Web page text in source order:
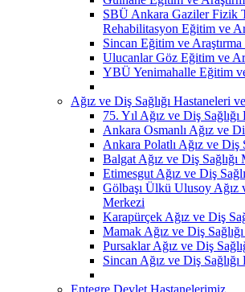
SBÜ Ankara Gaziler Fizik
Rehabilitasyon Eğitim ve
Sincan Eğitim ve Araştırma
Ulucanlar Göz Eğitim ve
YBÜ Yenimahalle Eğitim
Ağız ve Diş Sağlığı Hastaneleri
75. Yıl Ağız ve Diş Sağlığı
Ankara Osmanlı Ağız ve
Ankara Polatlı Ağız ve Diş
Balgat Ağız ve Diş Sağlığı
Etimesgut Ağız ve Diş
Gölbaşı Ülkü Ulusoy Ağız
Merkezi
Karapürçek Ağız ve Diş
Mamak Ağız ve Diş
Pursaklar Ağız ve Diş
Sincan Ağız ve Diş Sağlığı
Entegre Devlet Hastanelerimiz